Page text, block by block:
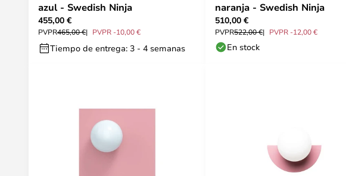
azul - Swedish Ninja
455,00 €
PVPR465,00 € PVPR -10,00 €
Tiempo de entrega: 3 - 4 semanas
naranja - Swedish Ninja
510,00 €
PVPR522,00 € PVPR -12,00 €
En stock